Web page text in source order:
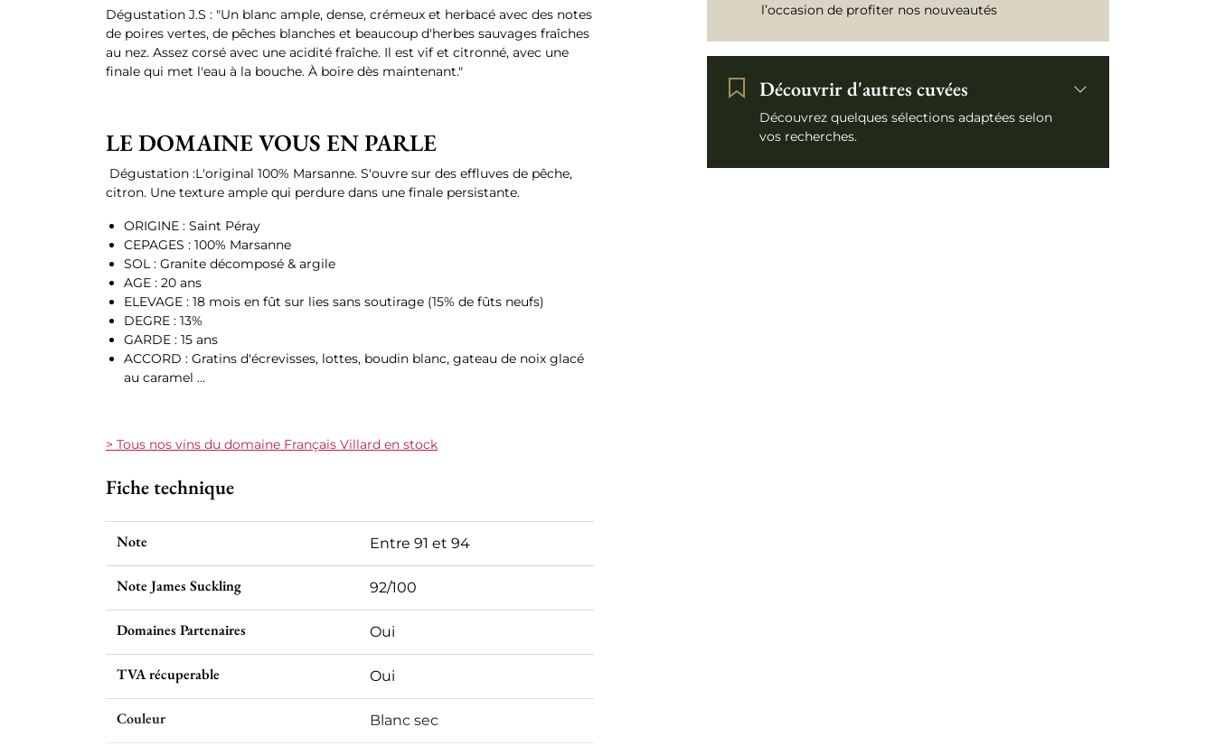
l’occasion de profiter nos nouveautés
Découvrir d'autres cuvées
Découvrez quelques sélections adaptées selon
vos recherches.
Dégustation J.S : "Un blanc ample, dense, crémeux et herbacé avec des notes
de poires vertes, de pêches blanches et beaucoup d'herbes sauvages fraîches
au nez. Assez corsé avec une acidité fraîche. Il est vif et citronné, avec une
finale qui met l'eau à la bouche. À boire dès maintenant."
LE DOMAINE VOUS EN PARLE
Dégustation :L'original 100% Marsanne. S'ouvre sur des effluves de pêche,
citron. Une texture ample qui perdure dans une finale persistante.
ORIGINE : Saint Péray
CEPAGES : 100% Marsanne
SOL : Granite décomposé & argile
AGE : 20 ans
ELEVAGE : 18 mois en fût sur lies sans soutirage (15% de fûts neufs)
DEGRE : 13%
GARDE : 15 ans
ACCORD : Gratins d'écrevisses, lottes, boudin blanc, gateau de noix glacé
au caramel ...
> Tous nos vins du domaine Français Villard en stock
Fiche technique
Note Entre 91 et 94
Note James Suckling 92/100
Domaines Partenaires Oui
TVA récuperable Oui
Couleur Blanc sec